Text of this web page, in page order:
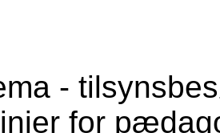
-
for